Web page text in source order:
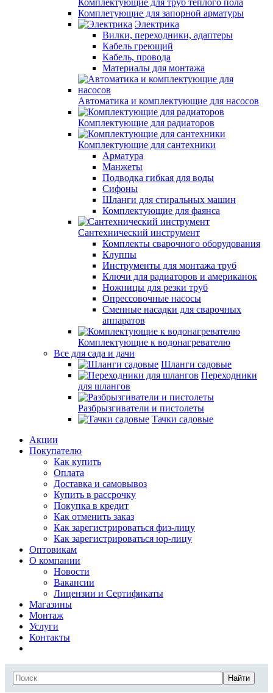
Комплектующие для труб теплого пола
Комплетующие для запорной арматуры
Электрика
Вилки, переходники, адаптеры
Кабель греющий
Кабель, провода
Материалы для монтажа
Автоматика и комплектующие для насосов
Комплектующие для радиаторов
Комплектующие для сантехники
Арматура
Манжеты
Подводка гибкая для воды
Сифоны
Шланги для стиральных машин
Комплектующие для фаянса
Сантехнический инструмент
Комплекты сварочного оборудования
Клуппы
Инструменты для монтажа труб
Ключи для радиаторов и американок
Ножницы для резки труб
Опрессовочные насосы
Сменные насадки для сварочных
аппаратов
Комплектующие к водонагревателю
Все для сада и дачи
Шланги садовые
Переходники
для шлангов
Разбрызгиватели и пистолеты
Тачки садовые
Акции
Покупателю
Как купить
Оплата
Доставка и самовывоз
Купить в рассрочку
Покупка в кредит
Как отменить заказ
Как зарегистрироваться физ-лицу
Как зарегистрироваться юр-лицу
Оптовикам
О компании
Новости
Вакансии
Лицензии и Сертификаты
Магазины
Монтаж
Услуги
Контакты
Найти